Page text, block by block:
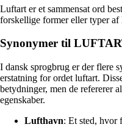
Luftart er et sammensat ord
forskellige former eller typer af
Synonymer til
I dansk sprogbrug er der flere
erstatning for ordet luftart.
betydninger, men de refererer
egenskaber.
Lufthavn: Et sted, hvor